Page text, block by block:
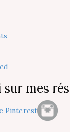
mes